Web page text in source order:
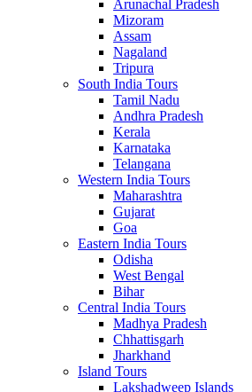
Arunachal Pradesh
Mizoram
Assam
Nagaland
Tripura
South India Tours
Tamil Nadu
Andhra Pradesh
Kerala
Karnataka
Telangana
Western India Tours
Maharashtra
Gujarat
Goa
Eastern India Tours
Odisha
West Bengal
Bihar
Central India Tours
Madhya Pradesh
Chhattisgarh
Jharkhand
Island Tours
Lakshadweep Islands